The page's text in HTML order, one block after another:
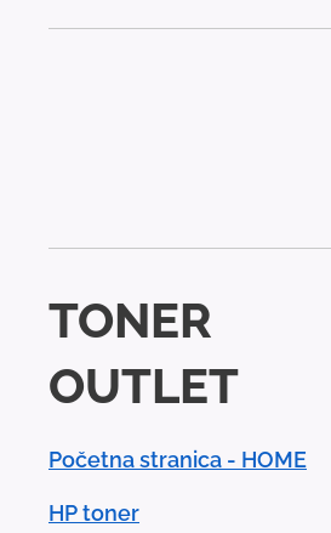
TONER
OUTLET
Početna stranica - HOME
HP toner